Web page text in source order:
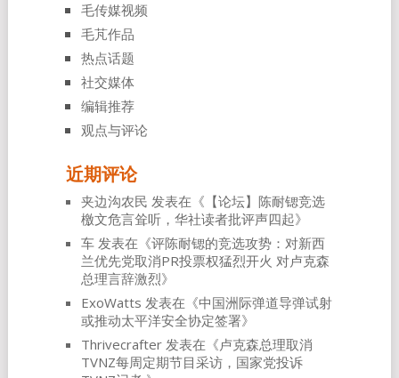
毛传媒视频
毛芃作品
热点话题
社交媒体
编辑推荐
观点与评论
近期评论
夹边沟农民 发表在《 【论坛】陈耐锶竞选
檄文危言耸听，华社读者批评声四起》
车发表在《评陈耐锶的竞选攻势：对新西
兰优先党取消PR投票权猛烈开火 对卢克森
总理言辞激烈》
ExoWatts 发表在《中国洲际弹道导弹试射
或推动太平洋安全协定签署》
Thrivecrafter发表在《卢克森总理取消
TVNZ每周定期节目采访，国家党投诉